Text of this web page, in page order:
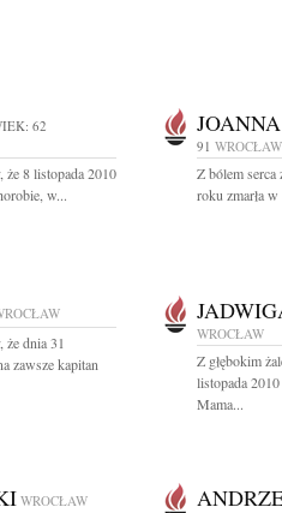
62
że 8 listopada 2010
w...
91 WROCŁAW
Z bólem serca
roku zmarła
że dnia 31
zawsze kapitan
WROCŁAW
Z głębokim
listopada 2010
Mama...
WROCŁAW